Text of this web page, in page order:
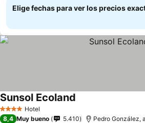
Elige fechas para ver los precios
4 EstrellasHotel
Sunsol Ecoland
8,4 Muy bueno 5.410 Pedro González,